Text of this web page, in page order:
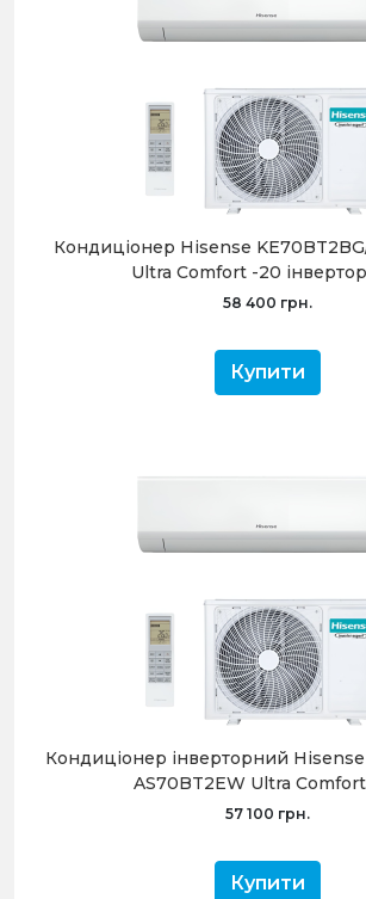
Кондиціонер Hisense
Ultra Comfort -20
58 400 грн.
Купити
Кондиціонер інверторний
AS70BT2EW Ultra
57 100 грн.
Купити